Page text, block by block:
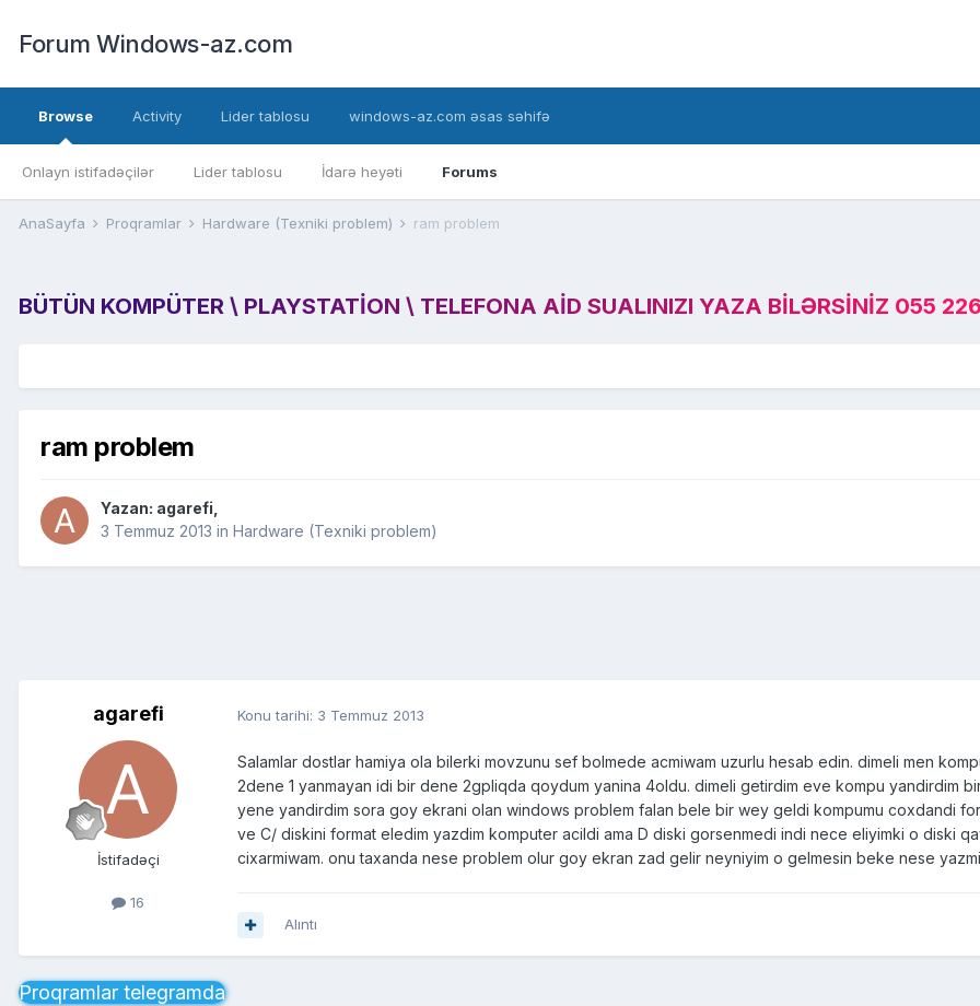
Forum Windows-az.com
Browse
Onlayn istifadəçilər Lider tablosu İdarə heyəti Forums
Activity Lider tablosu windows-az.com əsas səhifə
AnaSayfa Proqramlar Hardware (Texniki problem) ram problem
BÜTÜN KOMPÜTER \ PLAYSTATION \ TELEFONA AID SUALINIZI YAZA BILƏRSINIZ 055
ram problem
Yazan: agarefi
3 Temmuz 2013 in Hardware (Texniki problem)
agarefi
İstifadəçi
16
Konu tarihi: 3 Temmuz 2013
Salamlar dostlar hamiya ola bilerki movzunu sef bolmede acmiwam uzurlu hesab edin. dimeli men
2dene 1 yanmayan idi bir dene 2gpliqda qoydum yanina 4oldu. dimeli getirdim eve kompu yandirdim
yene yandirdim sora goy ekrani olan windows problem falan bele bir wey geldi kompumu coxdandi
ve C/ diskini format eledim yazdim komputer acildi ama D diski gorsenmedi indi nece eliyimki o diski
cixarmiwam. onu taxanda nese problem olur goy ekran zad gelir neyniyim o gelmesin beke nese
Alıntı
Proqramlar telegramda